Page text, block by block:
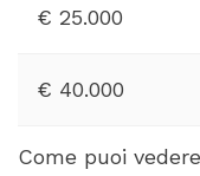
€ 25.000
€ 40.000
Come puoi